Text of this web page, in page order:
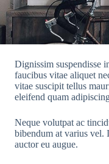
Dignissim suspendisse
faucibus vitae aliquet
vitae suscipit tellus
eleifend quam
Neque volutpat ac
bibendum at varius vel.
auctor eu augue.